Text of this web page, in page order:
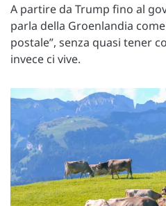
A partire da Trump fino al
parla della Groenlandia
postale”, senza quasi tener
invece ci vive.